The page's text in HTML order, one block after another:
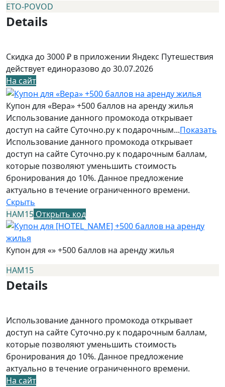
ETO-POVOD
Details
Скидка до 3000 ₽ в приложении Яндекс Путешествия
действует единоразово до 30.07.2026
На сайт
Купон для «Вера» +500 баллов на аренду жилья
Использование данного промокода открывает
доступ на сайте Суточно.ру к подарочным...Показать
Использование данного промокода открывает
доступ на сайте Суточно.ру к подарочным баллам,
которые позволяют уменьшить стоимость
бронирования до 10%. Данное предложение
актуально в течение ограниченного времени.
Скрыть
НАМ15 Открыть код
Купон для «» +500 баллов на аренду жилья
НАМ15
Details
Использование данного промокода открывает
доступ на сайте Суточно.ру к подарочным баллам,
которые позволяют уменьшить стоимость
бронирования до 10%. Данное предложение
актуально в течение ограниченного времени.
На сайт